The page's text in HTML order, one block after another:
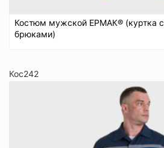
Костюм мужской ЕРМАК® (куртка с
брюками)
Кос242